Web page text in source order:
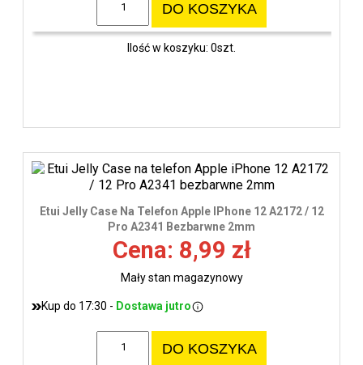
DO KOSZYKA
Ilość w koszyku: 0szt.
Etui Jelly Case Na Telefon Apple IPhone 12 A2172 / 12
Pro A2341 Bezbarwne 2mm
Cena: 8,99 zł
Mały stan magazynowy
Kup do 17:30 - Dostawa jutro
DO KOSZYKA